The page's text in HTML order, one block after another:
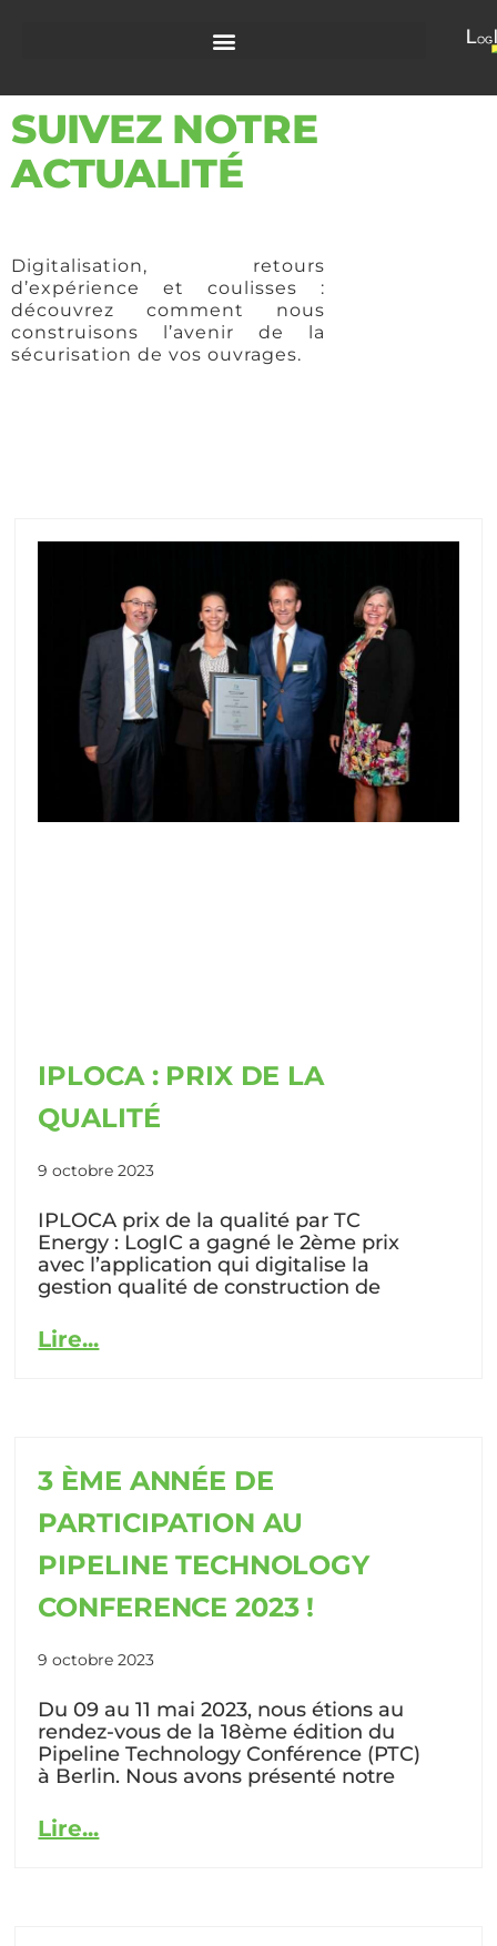
SUIVEZ NOTRE
ACTUALITÉ
Digitalisation, retours
d’expérience et coulisses :
découvrez comment nous
construisons l’avenir de la
sécurisation de vos ouvrages.
IPLOCA : PRIX DE LA
QUALITÉ
9 octobre 2023
IPLOCA prix de la qualité par TC
Energy : LogIC a gagné le 2ème prix
avec l’application qui digitalise la
gestion qualité de construction de
Lire...
3 ÈME ANNÉE DE
PARTICIPATION AU
PIPELINE TECHNOLOGY
CONFERENCE 2023 !
9 octobre 2023
Du 09 au 11 mai 2023, nous étions au
rendez-vous de la 18ème édition du
Pipeline Technology Conférence (PTC)
à Berlin. Nous avons présenté notre
Lire...